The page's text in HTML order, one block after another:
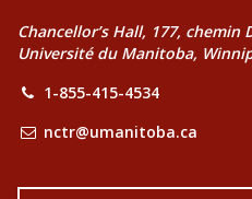
Chancellor’s Hall, 177, chemin
Université du Manitoba,
1-855-415-4534
nctr@umanitoba.ca